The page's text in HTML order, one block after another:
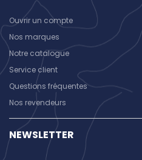
Ouvrir un compte
Nos marques
Notre catalogue
Service client
Questions fréquentes
Nos revendeurs
NEWSLETTER